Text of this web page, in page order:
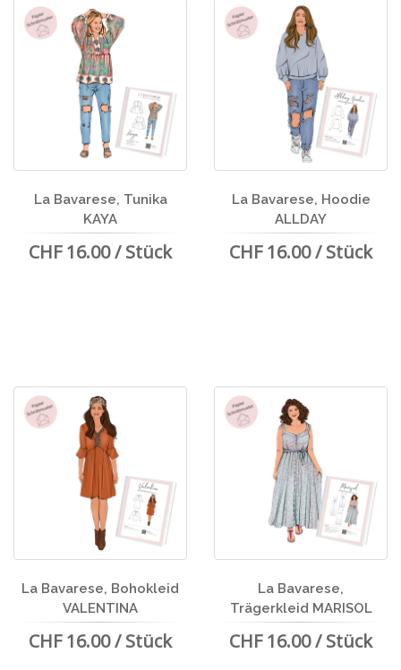
La Bavarese, Tunika
KAYA
CHF 16.00 / Stück
La Bavarese, Hoodie
ALLDAY
CHF 16.00 / Stück
La Bavarese, Bohokleid
VALENTINA
CHF 16.00 / Stück
La Bavarese,
Trägerkleid MARISOL
CHF 16.00 / Stück